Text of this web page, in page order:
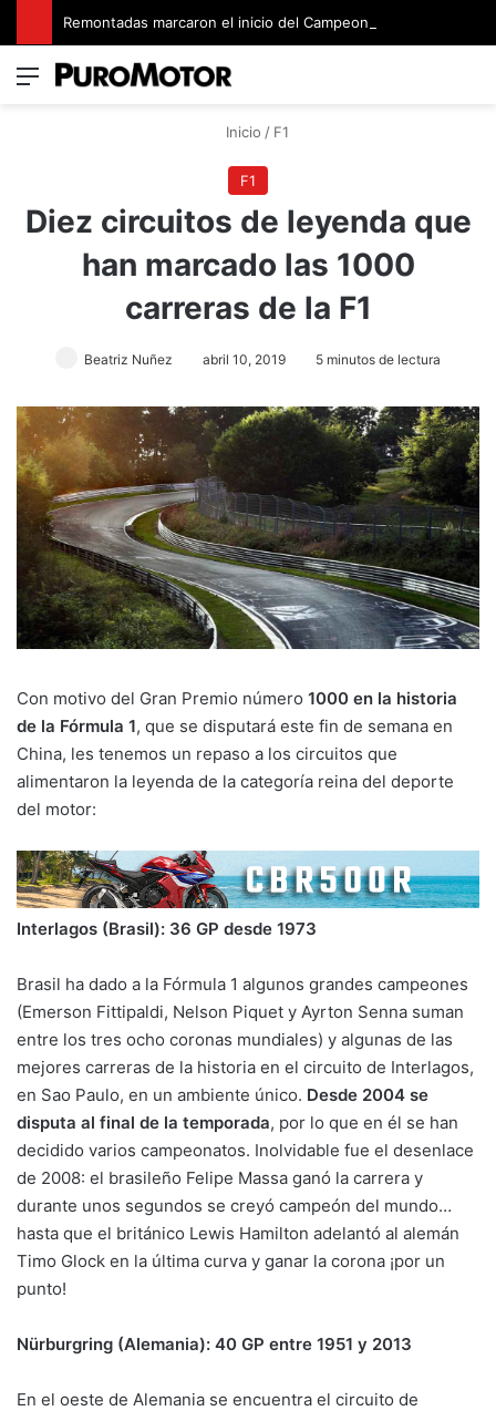
Menú
Inicio / F1
F1
Diez circuitos de leyenda que
han marcado las 1000
carreras de la F1
Beatriz Nuñez abril 10, 2019 5 minutos de lectura
Con motivo del Gran Premio número 1000 en la historia
de la Fórmula 1, que se disputará este fin de semana en
China, les tenemos un repaso a los circuitos que
alimentaron la leyenda de la categoría reina del deporte
del motor:
Interlagos (Brasil): 36 GP desde 1973
Brasil ha dado a la Fórmula 1 algunos grandes campeones
(Emerson Fittipaldi, Nelson Piquet y Ayrton Senna suman
entre los tres ocho coronas mundiales) y algunas de las
mejores carreras de la historia en el circuito de Interlagos,
en Sao Paulo, en un ambiente único. Desde 2004 se
disputa al final de la temporada, por lo que en él se han
decidido varios campeonatos. Inolvidable fue el desenlace
de 2008: el brasileño Felipe Massa ganó la carrera y
durante unos segundos se creyó campeón del mundo…
hasta que el británico Lewis Hamilton adelantó al alemán
Timo Glock en la última curva y ganar la corona ¡por un
punto!
Nürburgring (Alemania): 40 GP entre 1951 y 2013
En el oeste de Alemania se encuentra el circuito de